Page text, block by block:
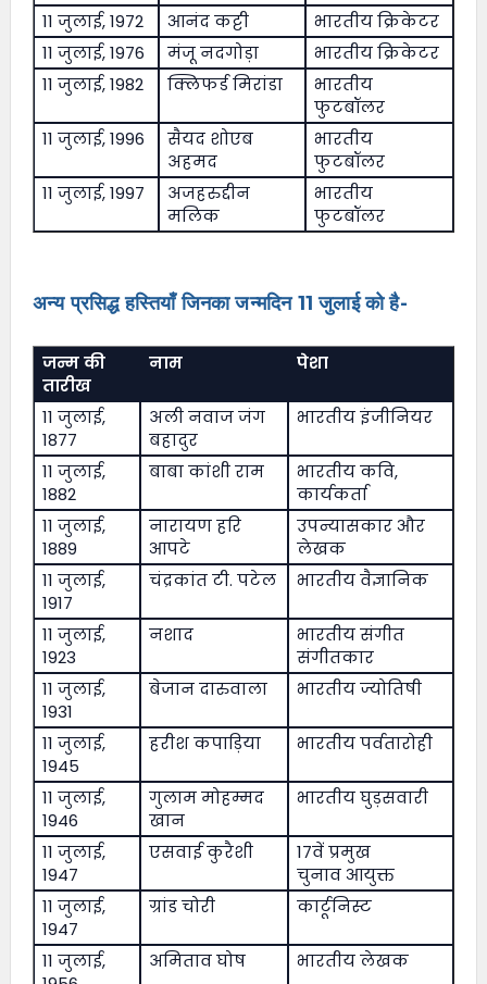
11 जुलाई, 1972
आनंद कट्टी
भारतीय क्रिकेटर
11 जुलाई, 1976
मंजू नदगोड़ा
भारतीय क्रिकेटर
11 जुलाई, 1982
क्लिफर्ड मिरांडा
भारतीय
फुटबॉलर
11 जुलाई, 1996
सैयद शोएब
अहमद
भारतीय
फुटबॉलर
11 जुलाई, 1997
अजहरुद्दीन
मलिक
भारतीय
फुटबॉलर
अन्य प्रसिद्ध हस्तियाँ जिनका जन्मदिन 11 जुलाई को है-
जन्म की
तारीख
नाम पेशा
11 जुलाई,
1877
अली नवाज जंग
बहादुर
भारतीय इंजीनियर
11 जुलाई,
1882
बाबा कांशी राम
भारतीय कवि,
कार्यकर्ता
11 जुलाई,
1889
नारायण हरि
आपटे
उपन्यासकार और
लेखक
11 जुलाई,
1917
चंद्रकांत टी. पटेल भारतीय वैज्ञानिक
11 जुलाई,
1923
नशाद
भारतीय संगीत
संगीतकार
11 जुलाई,
1931
बेजान दारुवाला भारतीय ज्योतिषी
11 जुलाई,
1945
हरीश कपाड़िया भारतीय पर्वतारोही
11 जुलाई,
1946
गुलाम मोहम्मद
खान
भारतीय घुड़सवारी
11 जुलाई,
1947
एसवाई कुरैशी
17वें प्रमुख
चुनाव आयुक्त
11 जुलाई,
1947
ग्रांड चोरी कार्टूनिस्ट
11 जुलाई,
अमिताव घोष भारतीय लेखक